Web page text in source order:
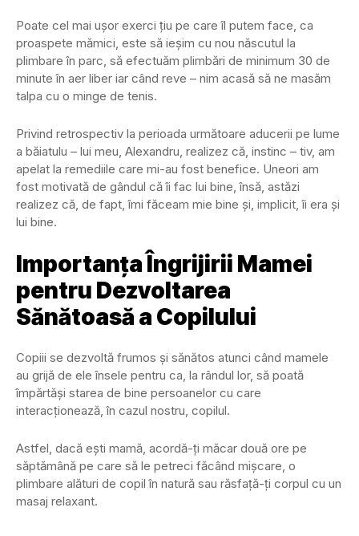
Poate cel mai ușor exerci ţiu pe care îl putem face, ca
proaspete mămici, este să ieșim cu nou născutul la
plimbare în parc, să efectuăm plimbări de minimum 30 de
minute în aer liber iar când reve – nim acasă să ne masăm
talpa cu o minge de tenis.
Privind retrospectiv la perioada următoare aducerii pe lume
a băiatulu – lui meu, Alexandru, realizez că, instinc – tiv, am
apelat la remediile care mi-au fost benefice. Uneori am
fost motivată de gândul că îi fac lui bine, însă, astăzi
realizez că, de fapt, îmi făceam mie bine și, implicit, îi era și
lui bine.
Importanța Îngrijirii Mamei
pentru Dezvoltarea
Sănătoasă a Copilului
Copiii se dezvoltă frumos și sănătos atunci când mamele
au grijă de ele însele pentru ca, la rândul lor, să poată
împărtăși starea de bine persoanelor cu care
interacționează, în cazul nostru, copilul.
Astfel, dacă ești mamă, acordă-ți măcar două ore pe
săptămână pe care să le petreci făcând mișcare, o
plimbare alături de copil în natură sau răsfață-ți corpul cu un
masaj relaxant.